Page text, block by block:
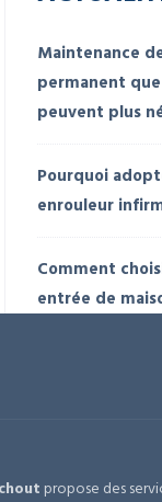
Maintenance
permanent
peuvent plus
Pourquoi
enrouleur
Comment
entrée de
propose des